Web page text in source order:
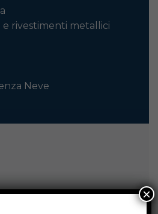
e rivestimenti metallici
Neve
×